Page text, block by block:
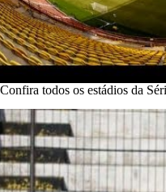
Confira todos os estádios da